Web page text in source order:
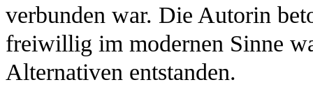
verbunden war. Die Autorin
freiwillig im modernen Sinne
Alternativen entstanden.